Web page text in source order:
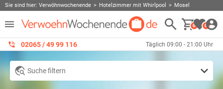
Sie sind hier: Verwöhnwochenende Hotelzimmer mit Whirlpool Mosel
0 0
02065 / 49 ‌99 116 Täglich 09:00 - 21:00 Uhr
Suche filtern